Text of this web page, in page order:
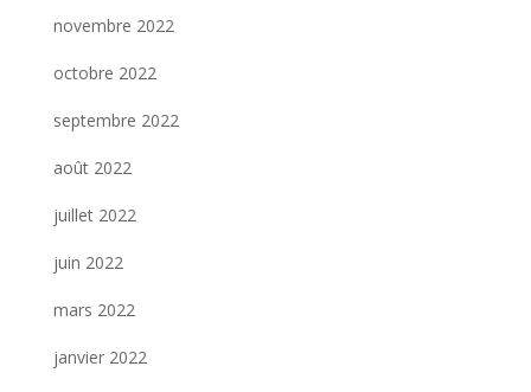
novembre 2022
octobre 2022
septembre 2022
août 2022
juillet 2022
juin 2022
mars 2022
janvier 2022